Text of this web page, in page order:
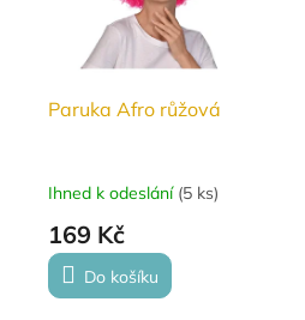
Paruka Afro růžová
Ihned k odeslání (5 ks)
169 Kč
Do košíku